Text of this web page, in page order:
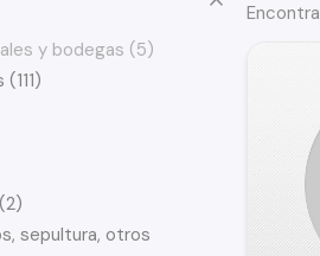
y bodegas (5)
sepultura, otros